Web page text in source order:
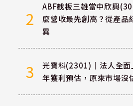
2
ABF載板三雄當中欣興
麼營收最先創高？從產品
異
3
光寶科(2301)｜法人全面
年獲利預估，原來市場沒